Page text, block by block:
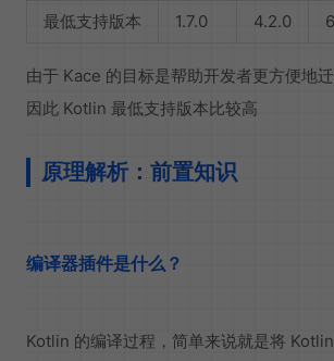
最低支持版本
1.7.0 4.2.0
由于 Kace 的目标是帮助开发者更方便地
因此 Kotlin 最低支持版本比较高
原理解析：前置知识
编译器插件是什么？
Kotlin 的编译过程，简单来说就是将